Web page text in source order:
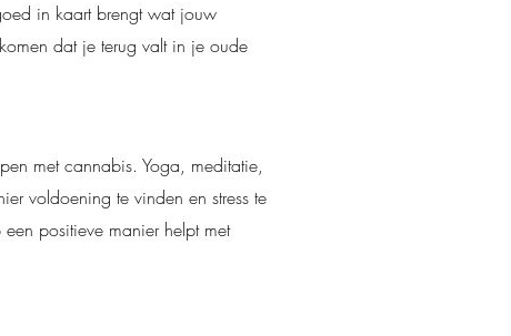
in kaart brengt wat jouw
dat je terug valt in je oude
met cannabis. Yoga, meditatie,
voldoening te vinden en stress te
positieve manier helpt met